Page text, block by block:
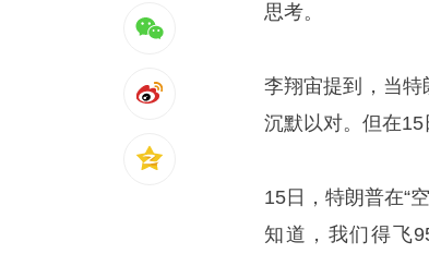
思考。
李翔宙提到，当
沉默以对。但在15
15日，特朗普在“
知道，我们得飞